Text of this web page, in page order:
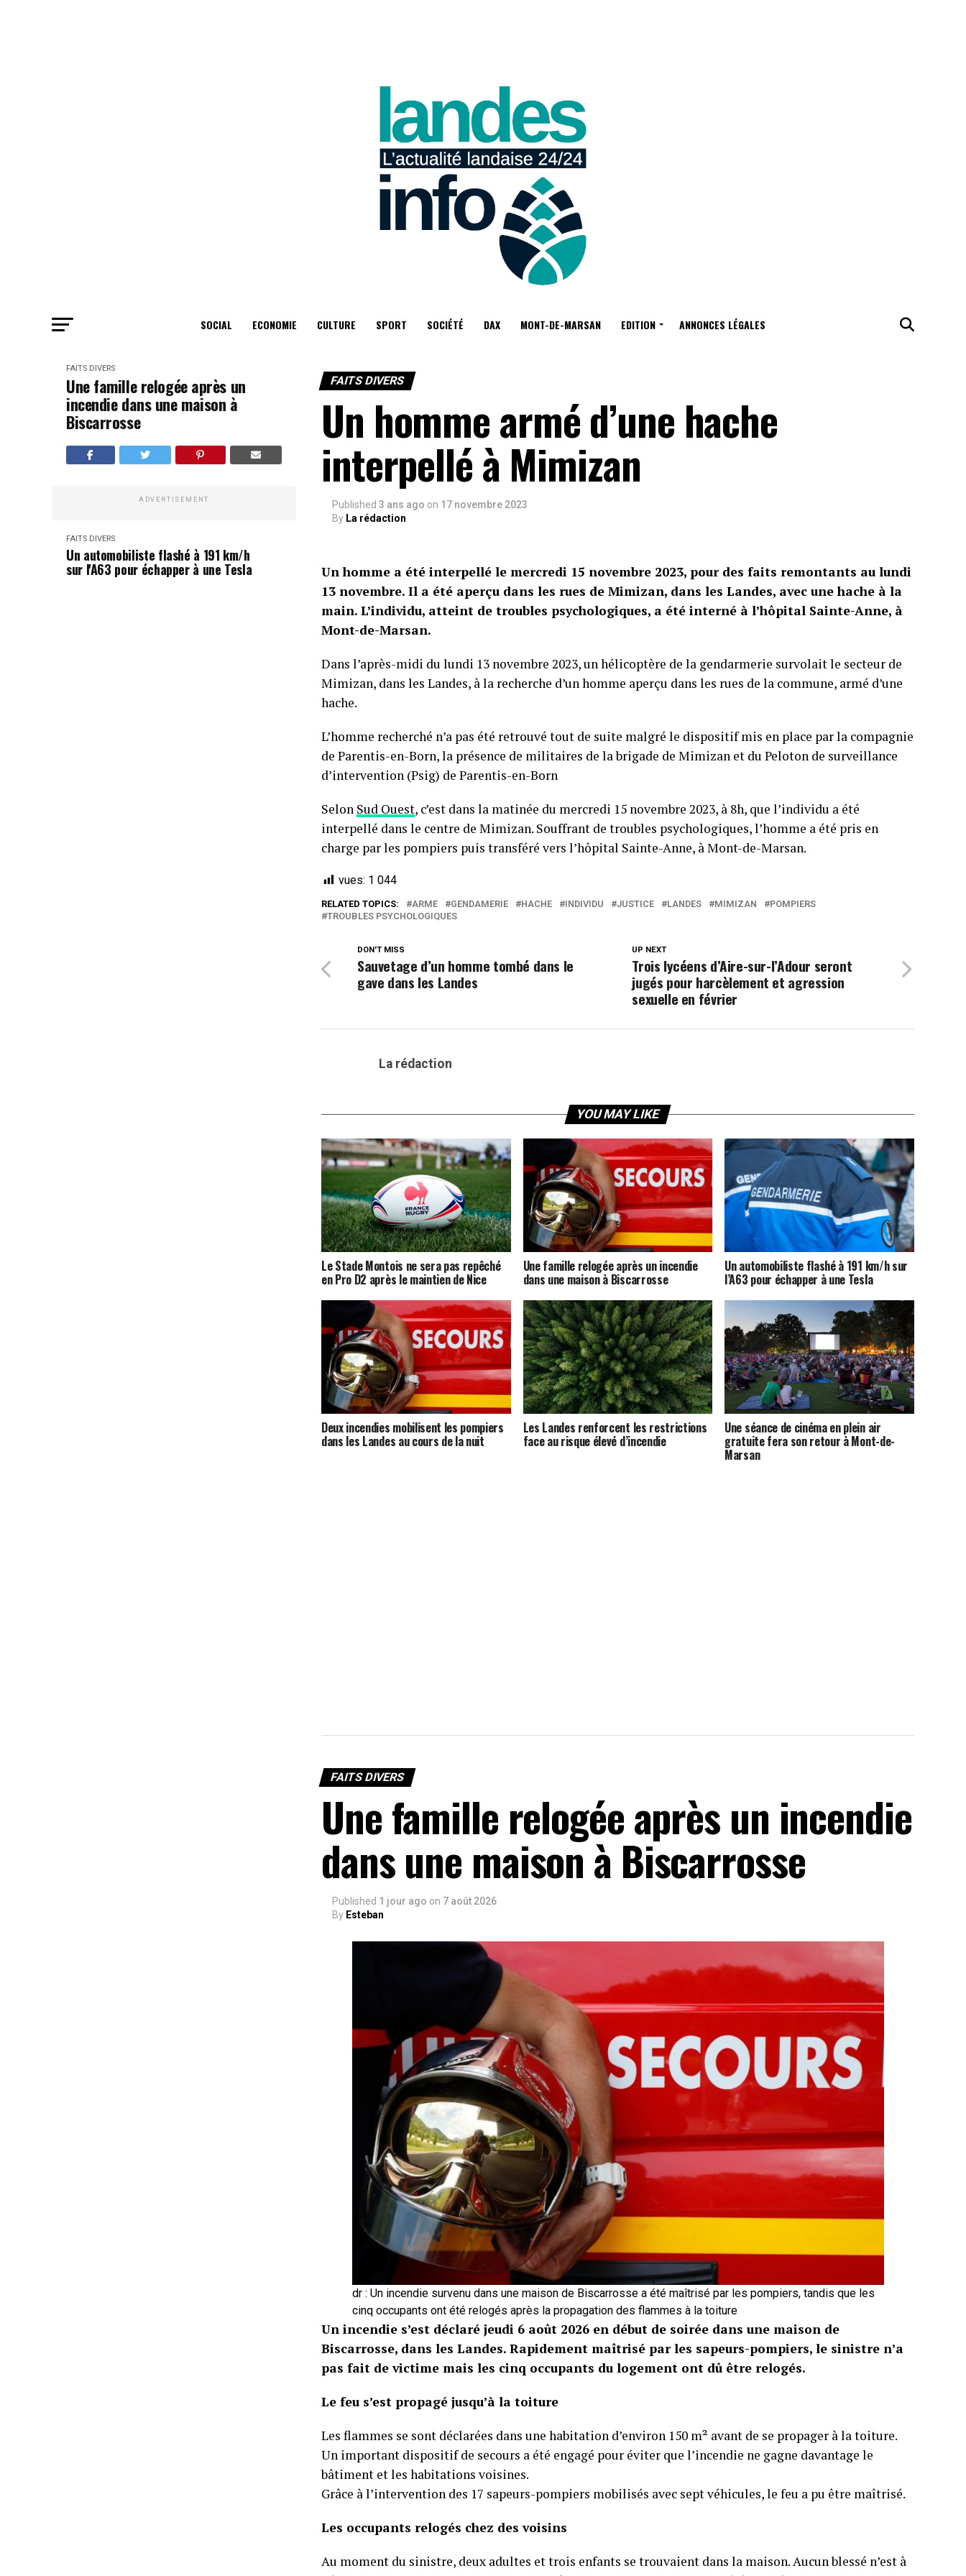
SOCIAL ECONOMIE CULTURE SPORT SOCIÉTÉ DAX MONT-DE-MARSAN EDITION ANNONCES LÉGALES
FAITS DIVERS
Une famille relogée après un
incendie dans une maison à
Biscarrosse
ADVERTISEMENT
FAITS DIVERS
Un automobiliste flashé à 191 km/h
sur l'A63 pour échapper à une Tesla
FAITS DIVERS
Un homme armé d’une hache
interpellé à Mimizan
Published 3 ans ago on 17 novembre 2023
By La rédaction
Un homme a été interpellé le mercredi 15 novembre 2023, pour des faits remontants au lundi
13 novembre. Il a été aperçu dans les rues de Mimizan, dans les Landes, avec une hache à la
main. L’individu, atteint de troubles psychologiques, a été interné à l’hôpital Sainte-Anne, à
Mont-de-Marsan.
Dans l’après-midi du lundi 13 novembre 2023, un hélicoptère de la gendarmerie survolait le secteur de
Mimizan, dans les Landes, à la recherche d’un homme aperçu dans les rues de la commune, armé d’une
hache.
L’homme recherché n’a pas été retrouvé tout de suite malgré le dispositif mis en place par la compagnie
de Parentis-en-Born, la présence de militaires de la brigade de Mimizan et du Peloton de surveillance
d’intervention (Psig) de Parentis-en-Born
Selon Sud Ouest, c’est dans la matinée du mercredi 15 novembre 2023, à 8h, que l’individu a été
interpellé dans le centre de Mimizan. Souffrant de troubles psychologiques, l’homme a été pris en
charge par les pompiers puis transféré vers l’hôpital Sainte-Anne, à Mont-de-Marsan.
vues: 1 044
RELATED TOPICS: ARME GENDAMERIE HACHE INDIVIDU JUSTICE LANDES MIMIZAN
POMPIERS
TROUBLES PSYCHOLOGIQUES
UP NEXT
Trois lycéens d’Aire-sur-l’Adour seront
jugés pour harcèlement et agression
sexuelle en février
DON'T MISS
Sauvetage d’un homme tombé dans le
gave dans les Landes
La rédaction
YOU MAY LIKE
Le Stade Montois ne sera pas repêché
en Pro D2 après le maintien de Nice
Une famille relogée après un incendie
dans une maison à Biscarrosse
Un automobiliste flashé à 191 km/h sur
l’A63 pour échapper à une Tesla
Deux incendies mobilisent les pompiers
dans les Landes au cours de la nuit
Les Landes renforcent les restrictions
face au risque élevé d’incendie
Une séance de cinéma en plein air
gratuite fera son retour à Mont-de-
Marsan
FAITS DIVERS
Une famille relogée après un incendie
dans une maison à Biscarrosse
Published 1 jour ago on 7 août 2026
By Esteban
dr : Un incendie survenu dans une maison de Biscarrosse a été maîtrisé par les pompiers, tandis que les
cinq occupants ont été relogés après la propagation des flammes à la toiture
Un incendie s’est déclaré jeudi 6 août 2026 en début de soirée dans une maison de
Biscarrosse, dans les Landes. Rapidement maîtrisé par les sapeurs-pompiers, le sinistre n’a
pas fait de victime mais les cinq occupants du logement ont dû être relogés.
Le feu s’est propagé jusqu’à la toiture
Les flammes se sont déclarées dans une habitation d’environ 150 m² avant de se propager à la toiture.
Un important dispositif de secours a été engagé pour éviter que l’incendie ne gagne davantage le
bâtiment et les habitations voisines.
Grâce à l’intervention des 17 sapeurs-pompiers mobilisés avec sept véhicules, le feu a pu être maîtrisé.
Les occupants relogés chez des voisins
Au moment du sinistre, deux adultes et trois enfants se trouvaient dans la maison. Aucun blessé n’est à